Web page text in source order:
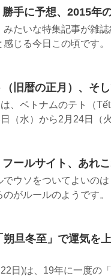
手に予想、2015年
たいな特集記事が雑
感じる今日この頃です
旧暦の正月）、そ
、ベトナムのテト（
（水）から2月24日（
ールサイト、あれこ
でウソをついてよいの
のがルールのようです
朔旦冬至」で運気を
日)は、19年に一度の